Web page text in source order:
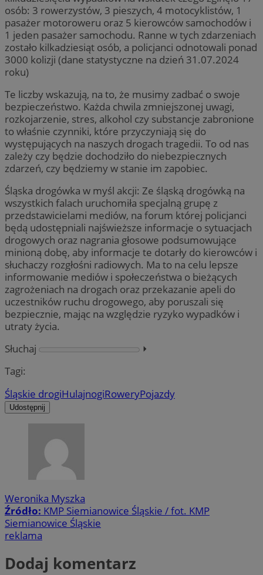
osób: 3 rowerzystów, 3 pieszych, 4 motocyklistów, 1
pasażer motoroweru oraz 5 kierowców samochodów i
1 jeden pasażer samochodu. Ranne w tych zdarzeniach
zostało kilkadziesiąt osób, a policjanci odnotowali ponad
3000 kolizji (dane statystyczne na dzień 31.07.2024
roku)
Te liczby wskazują, na to, że musimy zadbać o swoje
bezpieczeństwo. Każda chwila zmniejszonej uwagi,
rozkojarzenie, stres, alkohol czy substancje zabronione
to właśnie czynniki, które przyczyniają się do
występujących na naszych drogach tragedii. To od nas
zależy czy będzie dochodziło do niebezpiecznych
zdarzeń, czy będziemy w stanie im zapobiec.
Śląska drogówka w myśl akcji: Ze śląską drogówką na
wszystkich falach uruchomiła specjalną grupę z
przedstawicielami mediów, na forum której policjanci
będą udostępniali najświeższe informacje o sytuacjach
drogowych oraz nagrania głosowe podsumowujące
minioną dobę, aby informacje te dotarły do kierowców i
słuchaczy rozgłośni radiowych. Ma to na celu lepsze
informowanie mediów i społeczeństwa o bieżących
zagrożeniach na drogach oraz przekazanie apeli do
uczestników ruchu drogowego, aby poruszali się
bezpiecznie, mając na względzie ryzyko wypadków i
utraty życia.
Słuchaj
⏵︎
Tagi:
Śląskie drogiHulajnogiRoweryPojazdy
Udostępnij
Weronika Myszka
Źródło: KMP Siemianowice Śląskie / fot. KMP
Siemianowice Śląskie
reklama
Dodaj komentarz